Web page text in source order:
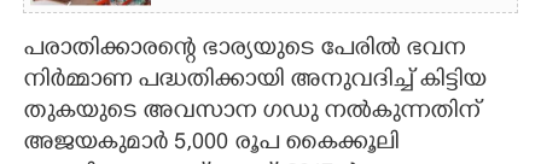
പരാതിക്കാരന്റെ ഭാര്യയുടെ പേരിൽ ഭവന
നിർ‌മ്മാണ പദ്ധതിക്കായി അനുവദിച്ച് കിട്ടിയ
തുകയുടെ അവസാന ഗഡു നൽകുന്നതിന്
അജയകുമാ‌ർ 5,000 രൂപ കൈക്കൂലി